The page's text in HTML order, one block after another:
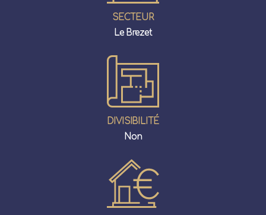
SECTEUR
Le Brezet
DIVISIBILITÉ
Non